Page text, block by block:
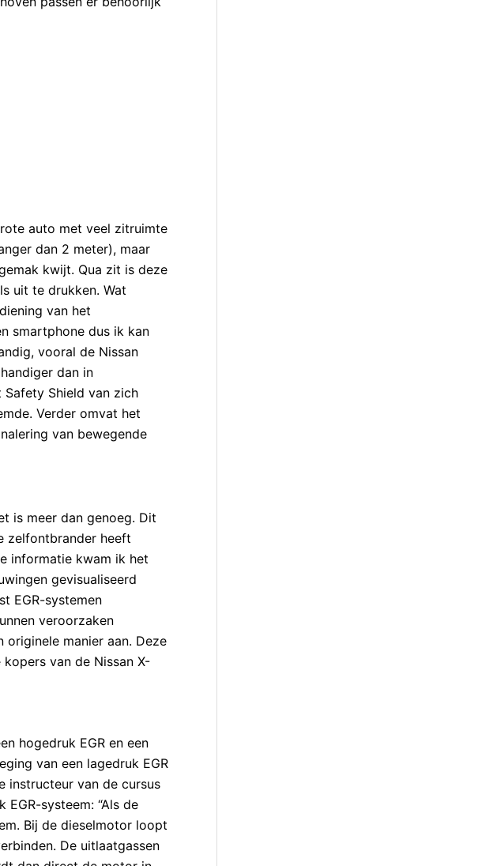
auto met veel zitruimte
dan 2 meter), maar
kwijt. Qua zit is deze
uit te drukken. Wat
van het
smartphone dus ik kan
vooral de Nissan
dan in
Safety Shield van zich
Verder omvat het
van bewegende
is meer dan genoeg. Dit
zelfontbrander heeft
informatie kwam ik het
gevisualiseerd
EGR-systemen
veroorzaken
originele manier aan. Deze
van de Nissan X-
hogedruk EGR en een
van een lagedruk EGR
instructeur van de cursus
systeem: “Als de
Bij de dieselmotor loopt
De uitlaatgassen